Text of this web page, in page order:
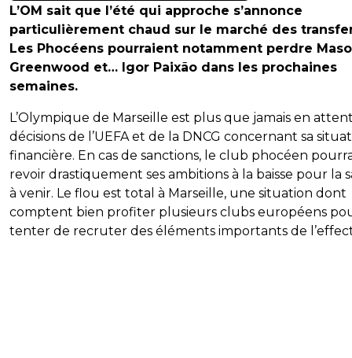
L’OM sait que l’été qui approche s’annonce
particulièrement chaud sur le marché des
Les Phocéens pourraient notamment perdre
Greenwood et… Igor Paixão dans les prochaines
semaines.
L’Olympique de Marseille est plus que jamais en
décisions de l’UEFA et de la DNCG concernant sa
financière. En cas de sanctions, le club phocéen
revoir drastiquement ses ambitions à la baisse pour la
à venir. Le flou est total à Marseille, une situation dont
comptent bien profiter plusieurs clubs européens
tenter de recruter des éléments importants de